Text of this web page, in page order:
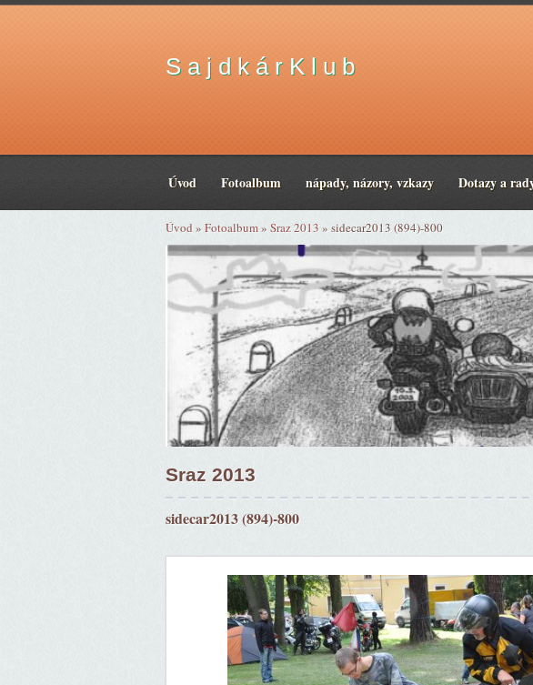
S a j d k á r K l u b
Úvod Fotoalbum nápady, názory, vzkazy Dotazy a
Úvod » Fotoalbum» Sraz 2013 » sidecar2013 (894)-800
Sraz 2013
sidecar2013 (894)-800